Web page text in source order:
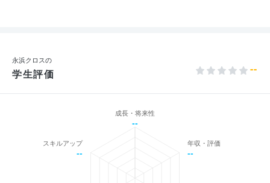
永浜クロスの
学生評価 --
成長・将来性
--
年収・評価
--
スキルアップ
--